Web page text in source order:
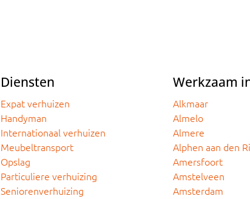
Diensten
Expat verhuizen
Handyman
Internationaal verhuizen
Meubeltransport
Opslag
Particuliere verhuizing
Seniorenverhuizing
Werkzaam
Alkmaar
Almelo
Almere
Alphen aan den
Amersfoort
Amstelveen
Amsterdam